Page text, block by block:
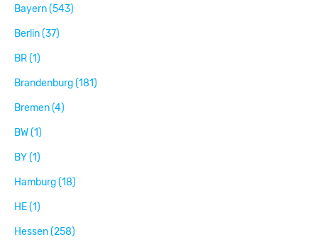
Bayern (543)
Berlin (37)
BR (1)
Brandenburg (181)
Bremen (4)
BW (1)
BY (1)
Hamburg (18)
HE (1)
Hessen (258)